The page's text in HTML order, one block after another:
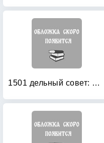
1501 дельный совет: Маленькие хитрости для дома, сада и для себя